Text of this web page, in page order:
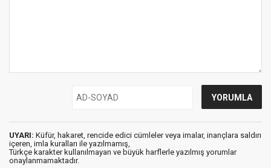
UYARI: Küfür, hakaret, rencide edici cümleler veya imalar, inançlara saldırı
içeren, imla kuralları ile yazılmamış,
Türkçe karakter kullanılmayan ve büyük harflerle yazılmış yorumlar
onaylanmamaktadır.